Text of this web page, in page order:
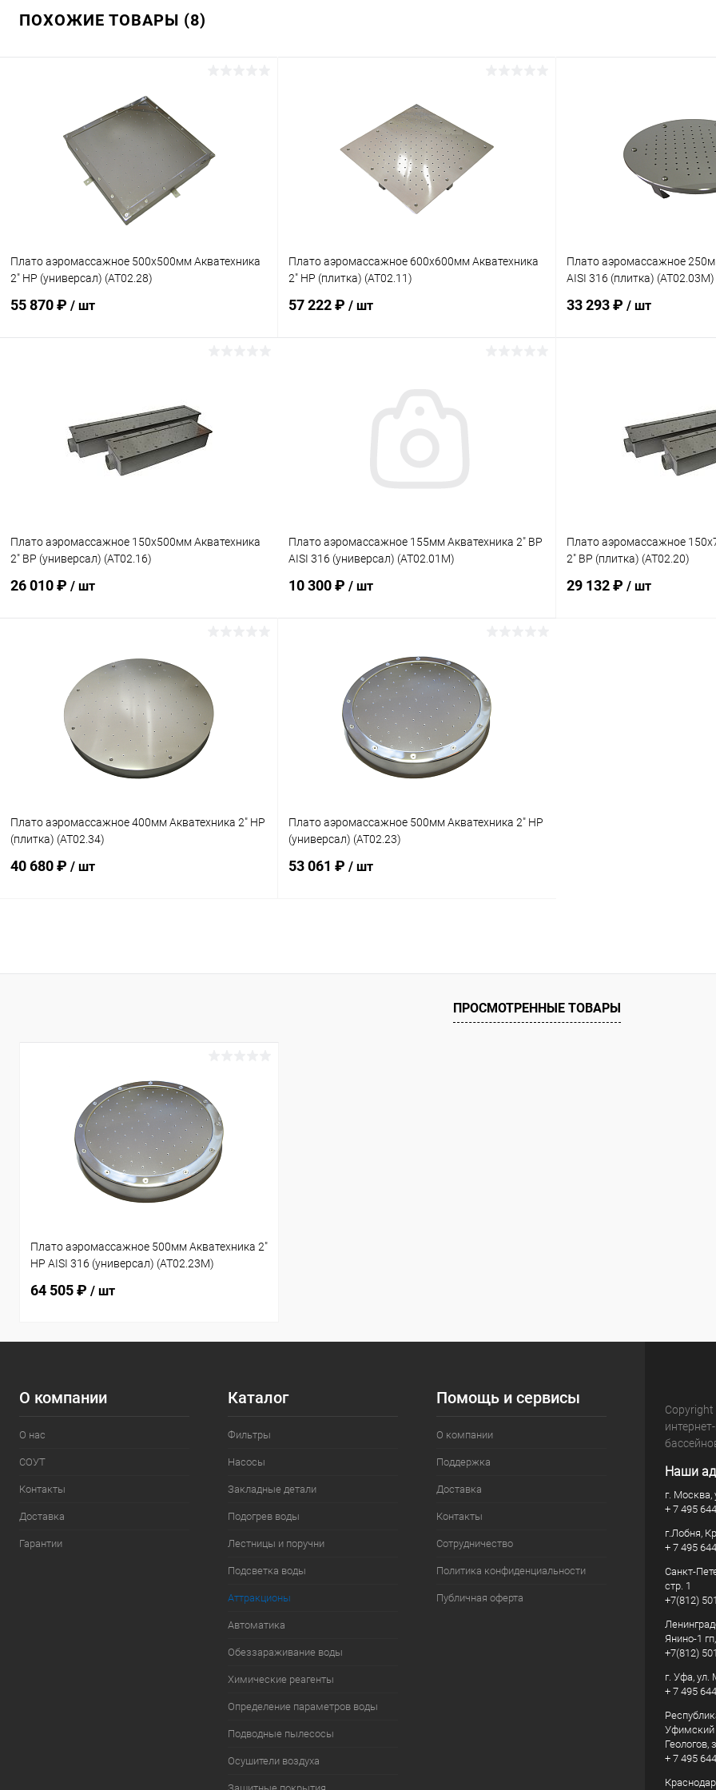
ПОХОЖИЕ ТОВАРЫ (8)
Плато аэромассажное 500х500мм Акватехника
2" НР (универсал) (AT02.28)
55 870 ₽ / шт
К сравнению Под заказ
Плато аэромассажное 600х600мм Акватехника
2" НР (плитка) (AT02.11)
57 222 ₽ / шт
Плато аэромассажное
AISI 316 (плитка) (AT02.03M)
33 293 ₽ / шт
К сравнению
Плато аэромассажное 150х500мм Акватехника
2" ВР (универсал) (AT02.16)
26 010 ₽ / шт
В избранное
К сравнению Под заказ
Плато аэромассажное 155мм Акватехника 2" ВР
AISI 316 (универсал) (AT02.01M)
10 300 ₽ / шт
В избранное
К сравнению Под заказ
Плато аэромассажное
2" ВР (плитка) (AT02.20)
29 132 ₽ / шт
Плато аэромассажное 400мм Акватехника 2" НР
(плитка) (AT02.34)
40 680 ₽ / шт
В избранное
Плато аэромассажное 500мм Акватехника 2" НР
(универсал) (AT02.23)
53 061 ₽ / шт
В избранное
Под заказ
ПРОСМОТРЕННЫЕ ТОВАРЫ
Плато аэромассажное 500мм Акватехника 2"
НР AISI 316 (универсал) (AT02.23M)
64 505 ₽ / шт
О компании
О нас
СОУТ
Контакты
Доставка
Гарантии
Каталог
Фильтры
Насосы
Закладные детали
Подогрев воды
Лестницы и поручни
Подсветка воды
Аттракционы
Автоматика
Обеззараживание воды
Химические реагенты
Определение параметров воды
Подводные пылесосы
Осушители воздуха
Помощь и сервисы
О компании
Поддержка
Доставка
Контакты
Сотрудничество
Политика конфиденциальности
Публичная оферта
Наши
г. Москва,
+ 7 495
г.Лобня,
+ 7 495
Санкт-
стр. 1
+7(812)
Янино-1
+7(812)
г. Уфа, ул.
+ 7 495
Уфимский
Геологов,
+ 7 495